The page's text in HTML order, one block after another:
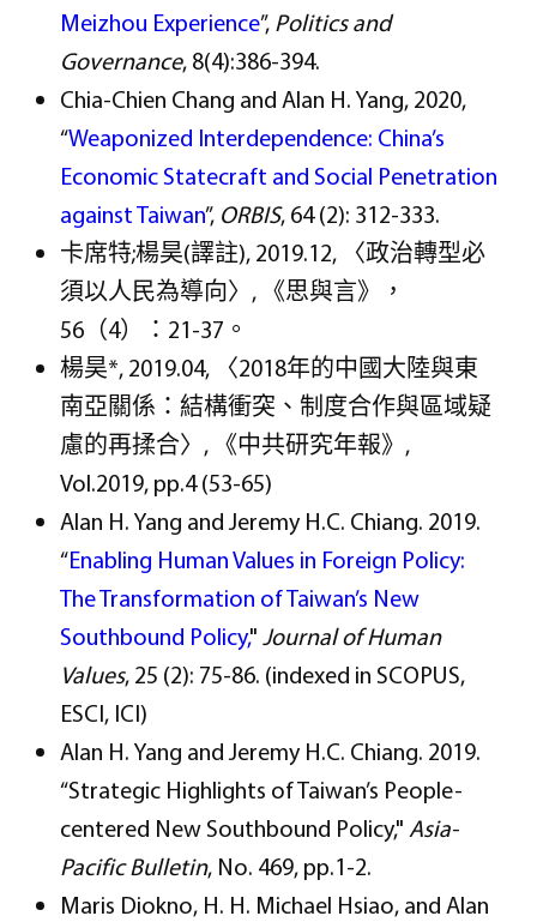
Meizhou Experience”, Politics and
Governance, 8(4):386-394.
Chia-Chien Chang and Alan H. Yang, 2020,
“Weaponized Interdependence: China’s
Economic Statecraft and Social Penetration
against Taiwan”, ORBIS, 64 (2): 312-333.
卡席特;楊昊(譯註), 2019.12, 〈政治轉型必
須以人民為導向〉, 《思與言》，
56（4）：21-37。
楊昊*, 2019.04, 〈2018年的中國大陸與東
南亞關係：結構衝突、制度合作與區域疑
慮的再揉合〉, 《中共研究年報》,
Vol.2019, pp.4 (53-65)
Alan H. Yang and Jeremy H.C. Chiang. 2019.
“Enabling Human Values in Foreign Policy:
The Transformation of Taiwan’s New
Southbound Policy," Journal of Human
Values, 25 (2): 75-86. (indexed in SCOPUS,
ESCI, ICI)
Alan H. Yang and Jeremy H.C. Chiang. 2019.
“Strategic Highlights of Taiwan’s People-
centered New Southbound Policy," Asia-
Pacific Bulletin, No. 469, pp.1-2.
Maris Diokno, H. H. Michael Hsiao, and Alan